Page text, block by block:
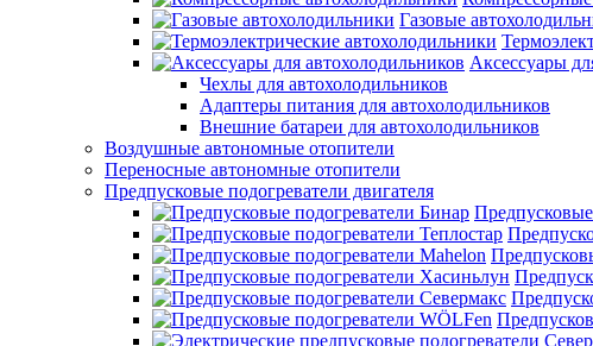
Газовые
Аксессуары
Чехлы для автохолодильников
Адаптеры питания для автохолодильников
Внешние батареи для автохолодильников
Воздушные автономные отопители
Переносные автономные отопители
Предпусковые подогреватели двигателя